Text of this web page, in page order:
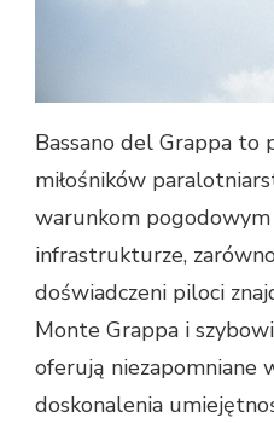
Bassano del Grappa to
miłośników
warunkom
infrastrukturze,
doświadczeni piloci
Monte Grappa i
oferują niezapomniane
doskonalenia